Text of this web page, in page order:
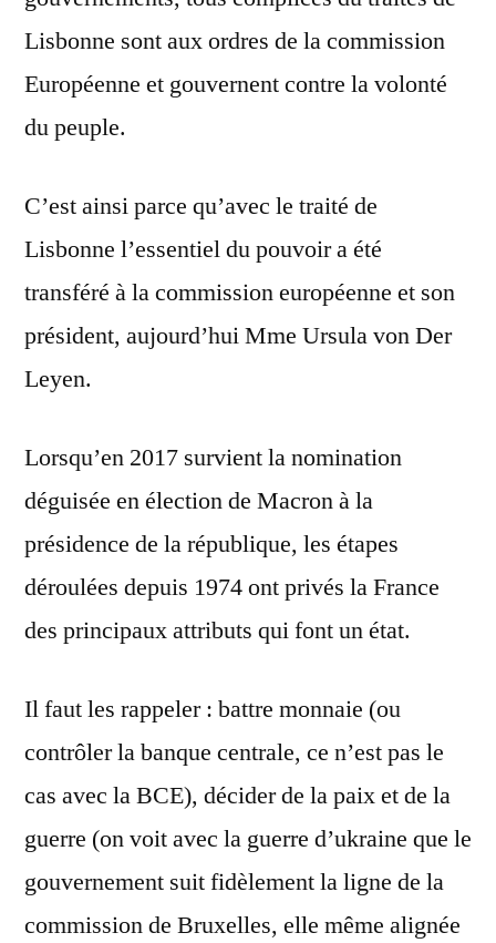
Lisbonne sont aux ordres de la commission
Européenne et gouvernent contre la volonté
du peuple.
C’est ainsi parce qu’avec le traité de
Lisbonne l’essentiel du pouvoir a été
transféré à la commission européenne et son
président, aujourd’hui Mme Ursula von Der
Leyen.
Lorsqu’en 2017 survient la nomination
déguisée en élection de Macron à la
présidence de la république, les étapes
déroulées depuis 1974 ont privés la France
des principaux attributs qui font un état.
Il faut les rappeler : battre monnaie (ou
contrôler la banque centrale, ce n’est pas le
cas avec la BCE), décider de la paix et de la
guerre (on voit avec la guerre d’ukraine que le
gouvernement suit fidèlement la ligne de la
commission de Bruxelles, elle même alignée